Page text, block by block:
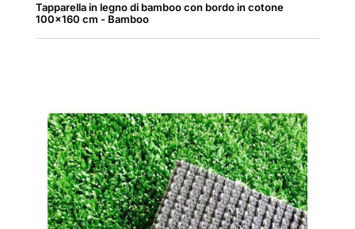
Tapparella in legno di bamboo con bordo in cotone
100x160 cm - Bamboo